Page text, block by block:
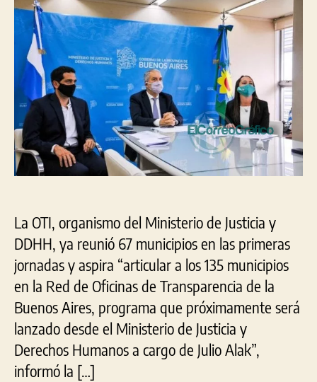
La OTI, organismo del Ministerio de Justicia y
DDHH, ya reunió 67 municipios en las primeras
jornadas y aspira “articular a los 135 municipios
en la Red de Oficinas de Transparencia de la
Buenos Aires, programa que próximamente será
lanzado desde el Ministerio de Justicia y
Derechos Humanos a cargo de Julio Alak”,
informó la […]